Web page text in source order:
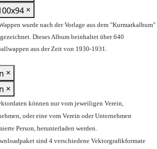
×
wurde nach der Vorlage aus dem "Kurmarkalbum"
Dieses Album beinhaltet über 640
aus der Zeit von 1930-1931.
×
×
können nur vom jeweiligen Verein,
oder eine vom Verein oder Unternehmen
Person,herunterladen werden.
sind 4 verschiedene Vektorgrafikformate